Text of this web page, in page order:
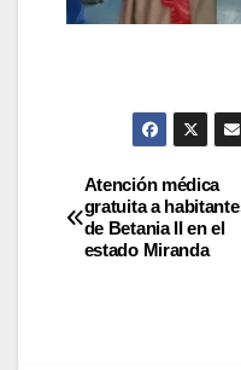
Atención médica
gratuita a
de Betania II en el
estado Miranda